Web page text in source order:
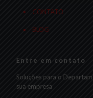
CONTATO
BLOG
Entre em contato
Soluções para o
sua empresa